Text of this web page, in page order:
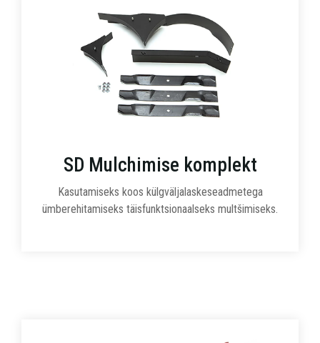
SD Mulchimise komplekt
Kasutamiseks koos külgväljalaskeseadmetega
ümberehitamiseks täisfunktsionaalseks multšimiseks.